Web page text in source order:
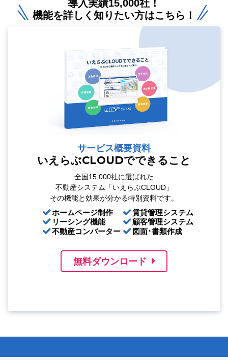
導入実績15,000社！
機能を詳しく知りたい方はこちら！
サービス概要資料
いえらぶCLOUDでできること
全国15,000社に選ばれた
不動産システム「いえらぶCLOUD」
その機能と効果が分かる特別資料です。
ホームページ制作
リーシング機能
不動産コンバーター
賃貸管理システム
顧客管理システム
図面･書類作成
無料ダウンロード